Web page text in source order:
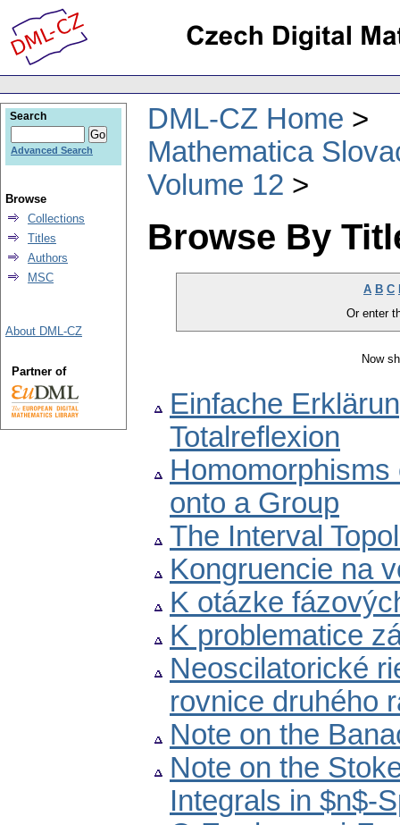
DML-CZ Home
Mathematica
Volume 12
Browse By
A B C
Or enter
Now
Einfache
Totalreflexion
onto a Group
The Interval
Kongruencie na
K otázke
K problematice
Neoscilatorické
rovnice druhého
Note on the
Note on the
Integrals in $n$-
Search
Advanced Search
Browse
Collections
Titles
Authors
MSC
About DML-CZ
Partner of